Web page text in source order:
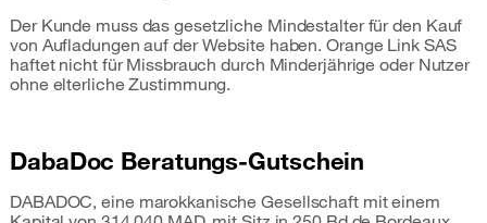
Der Kunde muss das gesetzliche Mindestalter für den Kauf
von Aufladungen auf der Website haben. Orange Link SAS
haftet nicht für Missbrauch durch Minderjährige oder Nutzer
ohne elterliche Zustimmung.
DabaDoc Beratungs-Gutschein
DABADOC, eine marokkanische Gesellschaft mit einem